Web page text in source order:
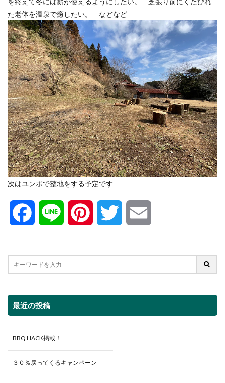
た老体を温泉で癒したい。 などなど
次はユンボで整地をする予定です
c
o
o e
最近の投稿
BBQ HACK掲載！
３０％戻ってくるキャンペーン